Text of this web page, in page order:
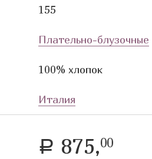
155
Плательно-блузочные
100% хлопок
Италия
a 875,00